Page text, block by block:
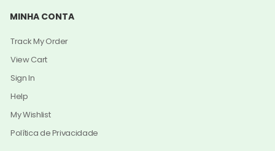
MINHA CONTA
Track My Order
View Cart
Sign In
Help
My Wishlist
Política de Privacidade